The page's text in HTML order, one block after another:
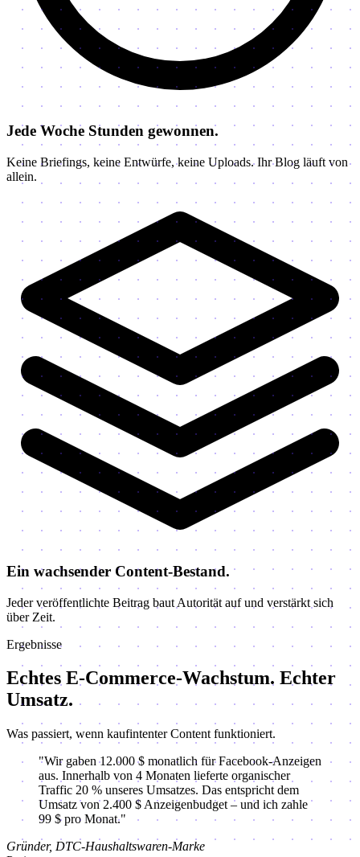
Jede Woche Stunden gewonnen.
Keine Briefings, keine Entwürfe, keine Uploads. Ihr Blog läuft von
allein.
Ein wachsender Content-Bestand.
Jeder veröffentlichte Beitrag baut Autorität auf und verstärkt sich
über Zeit.
Ergebnisse
Echtes E-Commerce-Wachstum. Echter
Umsatz.
Was passiert, wenn kaufintenter Content funktioniert.
"Wir gaben 12.000 $ monatlich für Facebook-Anzeigen
aus. Innerhalb von 4 Monaten lieferte organischer
Traffic 20 % unseres Umsatzes. Das entspricht dem
Umsatz von 2.400 $ Anzeigenbudget – und ich zahle
99 $ pro Monat."
Gründer, DTC-Haushaltswaren-Marke